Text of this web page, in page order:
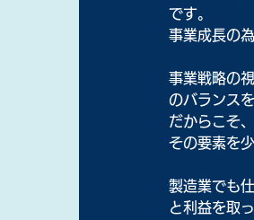
です。
事業成長の
事業戦略の
のバランス
だからこそ
その要素を
製造業でも
と利益を取